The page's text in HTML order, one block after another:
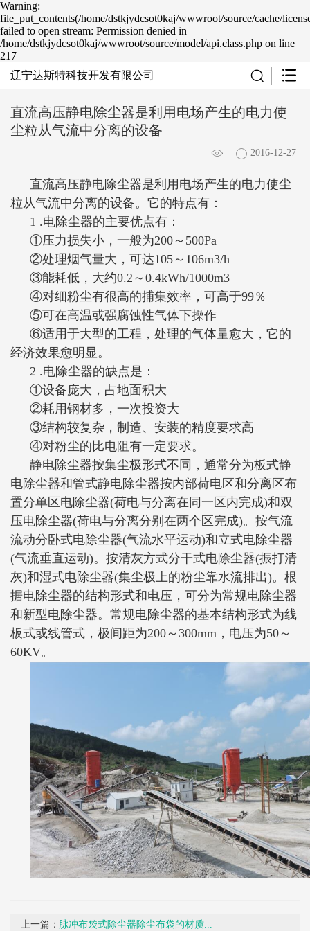
Warning:
file_put_contents(/home/dstkjydcsot0kaj/wwwroot/source/cache/
failed to open stream: Permission denied in
/home/dstkjydcsot0kaj/wwwroot/source/model/api.class.php on line
217
辽宁达斯特科技开发有限公司
直流高压静电除尘器是利用电场产生的电力使
尘粒从气流中分离的设备
2016-12-27
直流高压静电除尘器是利用电场产生的电力使尘
粒从气流中分离的设备。它的特点有：
1 .电除尘器的主要优点有：
①压力损失小，一般为200～500Pa
②处理烟气量大，可达105～106m3/h
③能耗低，大约0.2～0.4kWh/1000m3
④对细粉尘有很高的捕集效率，可高于99％
⑤可在高温或强腐蚀性气体下操作
⑥适用于大型的工程，处理的气体量愈大，它的
经济效果愈明显。
2 .电除尘器的缺点是：
①设备庞大，占地面积大
②耗用钢材多，一次投资大
③结构较复杂，制造、安装的精度要求高
④对粉尘的比电阻有一定要求。
静电除尘器按集尘极形式不同，通常分为板式静
电除尘器和管式静电除尘器按内部荷电区和分离区布
置分单区电除尘器(荷电与分离在同一区内完成)和双
压电除尘器(荷电与分离分别在两个区完成)。按气流
流动分卧式电除尘器(气流水平运动)和立式电除尘器
(气流垂直运动)。按清灰方式分干式电除尘器(振打清
灰)和湿式电除尘器(集尘极上的粉尘靠水流排出)。根
据电除尘器的结构形式和电压，可分为常规电除尘器
和新型电除尘器。常规电除尘器的基本结构形式为线
板式或线管式，极间距为200～300mm，电压为50～
60KV。
上一篇： 脉冲布袋式除尘器除尘布袋的材质...